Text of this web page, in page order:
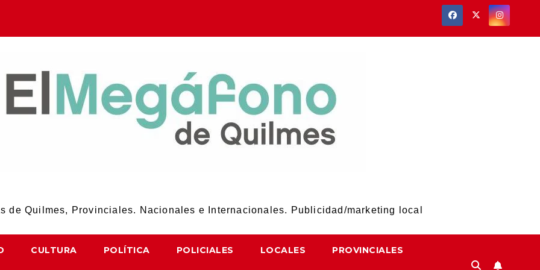
de Quilmes, Provinciales. Nacionales e Internacionales. Publicidad/marketing local
CULTURA POLÍTICA POLICIALES LOCALES PROVINCIALES